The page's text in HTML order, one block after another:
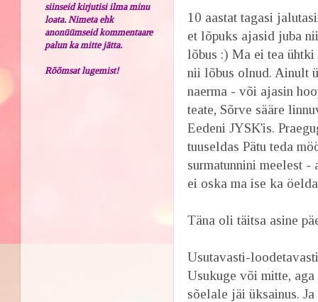
10 aastat tagasi
et lõpuks ajasid juba
lõbus :) Ma ei tea
nii lõbus olnud. Ainult
naerma - või ajasin
teate, Sõrve sääre
Eedeni JYSK'is.
tuuseldas Pätu teda
surmatunnini meelest
ei oska ma ise ka
Täna oli täitsa asine
Usutavasti-
Usukuge või mitte,
sõelale jäi üksainus.
siinseid kirjutisi ilma minu
loata. Nimeta ehk
anonüümseid kommentaare
palun ka mitte jätta.
Rõõmsat lugemist!